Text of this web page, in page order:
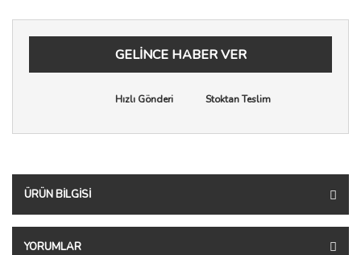
GELİNCE HABER VER
Hızlı Gönderi Stoktan Teslim
ÜRÜN BILGISI
YORUMLAR